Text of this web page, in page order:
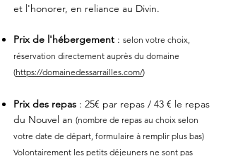
et l'honorer, en reliance au Divin.
Prix de l'hébergement : selon votre choix,
réservation directement auprès du domaine
(https://domainedessarrailles.com/)
Prix des repas : 25€ par repas / 43 € le repas
du Nouvel an (nombre de repas au choix selon
votre date de départ, formulaire à remplir plus bas)
Volontairement les petits déjeuners ne sont pas